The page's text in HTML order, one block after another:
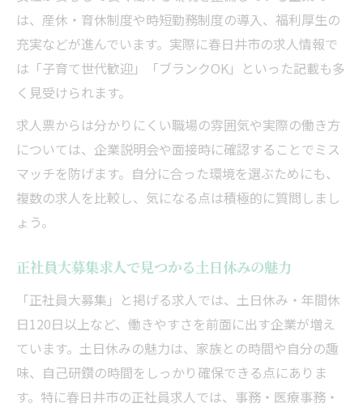
は、産休・育休制度や時短勤務制度の導入、福利厚生の
充実などが進んでいます。実際に春日井市の求人情報で
は「子育て世代歓迎」「ブランクOK」といった記載も多
く見受けられます。
求人票からは分かりにくい職場の雰囲気や実際の働き方
については、企業説明会や面接時に確認することでミス
マッチを防げます。自分に合った環境を選ぶためにも、
複数の求人を比較し、気になる点は積極的に質問しまし
ょう。
正社員大募集求人で見つかる土日休みの魅力
「正社員大募集」と掲げる求人では、土日休み・年間休
日120日以上など、働きやすさを前面に出す企業が増え
ています。土日休みの魅力は、家族との時間や自分の趣
味、自己研鑽の時間をしっかり確保できる点にありま
す。特に春日井市の正社員求人では、事務・医療事務・